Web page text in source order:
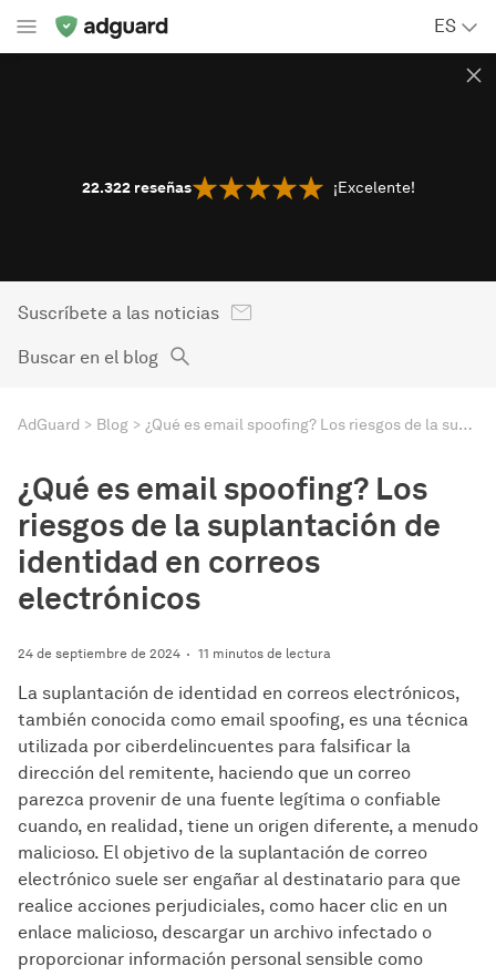
ES
22.322 reseñas ¡Excelente!
Suscríbete a las noticias
Buscar en el blog
AdGuard Blog ¿Qué es email spoofing? Los riesgos de la suplantación de identidad en correos electrónicos
¿Qué es email spoofing? Los
riesgos de la suplantación de
identidad en correos
electrónicos
24 de septiembre de 2024 11 minutos de lectura
La suplantación de identidad en correos electrónicos,
también conocida como email spoofing, es una técnica
utilizada por ciberdelincuentes para falsificar la
dirección del remitente, haciendo que un correo
parezca provenir de una fuente legítima o confiable
cuando, en realidad, tiene un origen diferente, a menudo
malicioso. El objetivo de la suplantación de correo
electrónico suele ser engañar al destinatario para que
realice acciones perjudiciales, como hacer clic en un
enlace malicioso, descargar un archivo infectado o
proporcionar información personal sensible como